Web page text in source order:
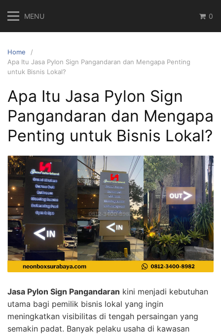
content
MENU 0
Home
Apa Itu Jasa Pylon Sign Pangandaran dan Mengapa Penting
untuk Bisnis Lokal?
Apa Itu Jasa Pylon Sign
Pangandaran dan Mengapa
Penting untuk Bisnis Lokal?
Jasa Pylon Sign Pangandaran kini menjadi kebutuhan
utama bagi pemilik bisnis lokal yang ingin
meningkatkan visibilitas di tengah persaingan yang
semakin padat. Banyak pelaku usaha di kawasan